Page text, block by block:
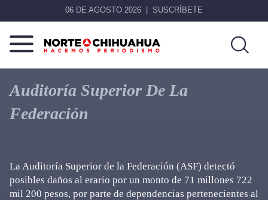
06 DE AGOSTO 2026 SUSCRÍBETE
Norte
De
Chihuahua
Más
que
noticias,
hacemos periodismo
Auditoría Superior De La
Federación
La Auditoría Superior de la Federación (ASF) detectó
posibles daños al erario por un monto de 71 millones 722
mil 200 pesos, por parte de dependencias pertenecientes al